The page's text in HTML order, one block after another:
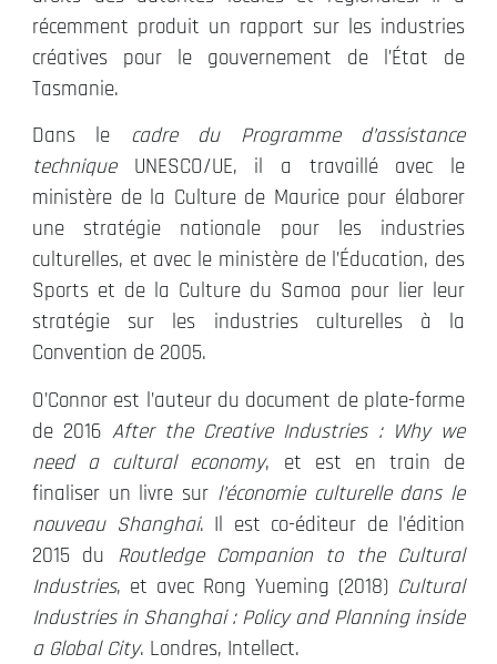
récemment produit un rapport sur les industries
créatives pour le gouvernement de l’État de
Tasmanie.
Dans le cadre du Programme d’assistance
techniqueUNESCO/UE, il a travaillé avec le
ministère de la Culture de Maurice pour élaborer
une stratégie nationale pour les industries
culturelles, et avec le ministère de l’Éducation, des
Sports et de la Culture du Samoa pour lier leur
stratégie sur les industries culturelles à la
Convention de 2005.
O’Connor est l’auteur du document de plate-forme
de 2016 After the Creative Industries : Why we
need a cultural economy, et est en train de
finaliser un livre sur l’économie culturelle dans le
nouveau Shanghai. Il est co-éditeur de l’édition
2015 du Routledge Companion to the Cultural
Industries, et avec Rong Yueming (2018) Cultural
Industries in Shanghai : Policy and Planning inside
a Global City. Londres, Intellect.